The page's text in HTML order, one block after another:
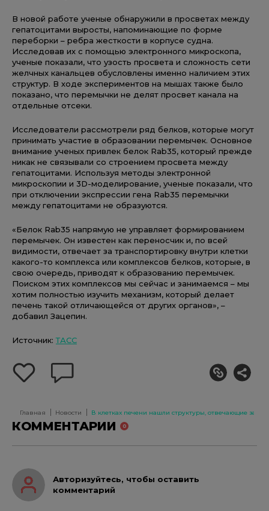
В новой работе ученые обнаружили в просветах между
гепатоцитами выросты, напоминающие по форме
переборки – ребра жесткости в корпусе судна.
Исследовав их с помощью электронного микроскопа,
ученые показали, что узость просвета и сложность сети
желчных канальцев обусловлены именно наличием этих
структур. В ходе экспериментов на мышах также было
показано, что перемычки не делят просвет канала на
отдельные отсеки.
Исследователи рассмотрели ряд белков, которые могут
принимать участие в образовании перемычек. Основное
внимание ученых привлек белок Rab35, который прежде
никак не связывали со строением просвета между
гепатоцитами. Используя методы электронной
микроскопии и 3D-моделирование, ученые показали, что
при отключении экспрессии гена Rab35 перемычки
между гепатоцитами не образуются.
«Белок Rab35 напрямую не управляет формированием
перемычек. Он известен как переносчик и, по всей
видимости, отвечает за транспортировку внутри клетки
какого-то комплекса или комплексов белков, которые, в
свою очередь, приводят к образованию перемычек.
Поиском этих комплексов мы сейчас и занимаемся – мы
хотим полностью изучить механизм, который делает
печень такой отличающейся от других органов», –
добавил Зацепин.
Источник:ТАСС
добавить
себе
Главная Новости В клетках печени нашли структуры, отвечающие за
КОММЕНТАРИИ 0
Авторизуйтесь, чтобы оставить
комментарий